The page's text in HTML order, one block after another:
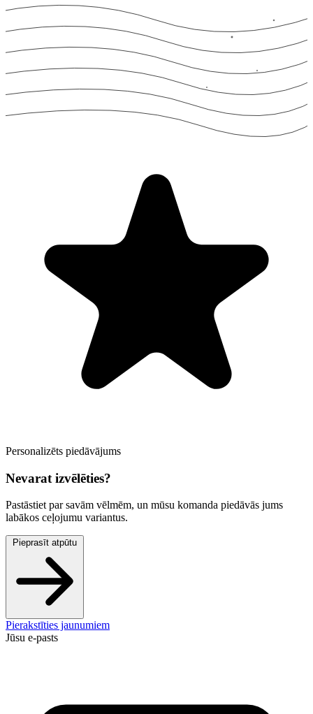
Personalizēts piedāvājums
Nevarat izvēlēties?
Pastāstiet par savām vēlmēm, un mūsu komanda piedāvās jums
labākos ceļojumu variantus.
Pieprasīt atpūtu
Pierakstīties jaunumiem
Jūsu e-pasts